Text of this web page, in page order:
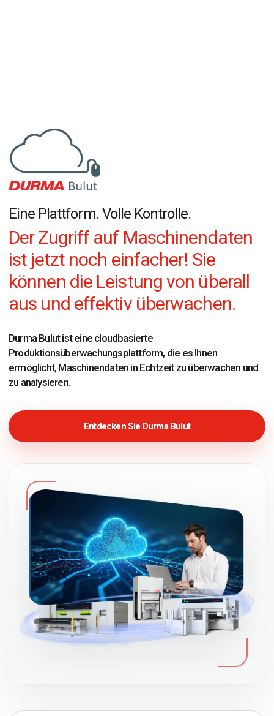
Eine Plattform. Volle Kontrolle.
Der Zugriff auf Maschinendaten
ist jetzt noch einfacher! Sie
können die Leistung von überall
aus und effektiv überwachen.
Durma Bulut ist eine cloudbasierte
Produktionsüberwachungsplattform, die es Ihnen
ermöglicht, Maschinendaten in Echtzeit zu überwachen und
zu analysieren.
Entdecken Sie Durma Bulut